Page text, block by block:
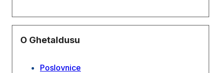
O Ghetaldusu
Poslovnice